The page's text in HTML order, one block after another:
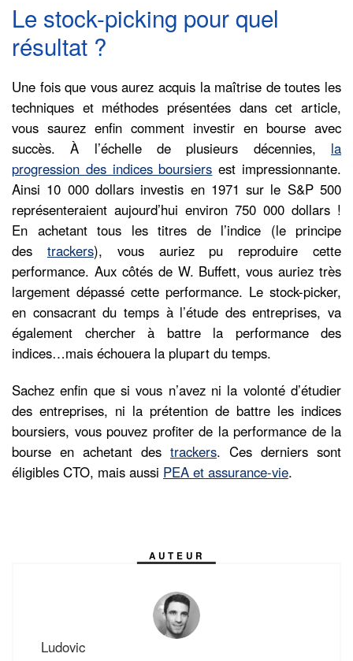
Le stock-picking pour quel
résultat ?
Une fois que vous aurez acquis la maîtrise de toutes les
techniques et méthodes présentées dans cet article,
vous saurez enfin comment investir en bourse avec
succès. À l’échelle de plusieurs décennies, la
progression des indices boursiers est impressionnante.
Ainsi 10 000 dollars investis en 1971 sur le S&P 500
représenteraient aujourd’hui environ 750 000 dollars !
En achetant tous les titres de l’indice (le principe
des trackers), vous auriez pu reproduire cette
performance. Aux côtés de W. Buffett, vous auriez très
largement dépassé cette performance. Le stock-picker,
en consacrant du temps à l’étude des entreprises, va
également chercher à battre la performance des
indices…mais échouera la plupart du temps.
Sachez enfin que si vous n’avez ni la volonté d’étudier
des entreprises, ni la prétention de battre les indices
boursiers, vous pouvez profiter de la performance de la
bourse en achetant des trackers. Ces derniers sont
éligibles CTO, mais aussi PEA et assurance-vie.
AUTEUR
Ludovic